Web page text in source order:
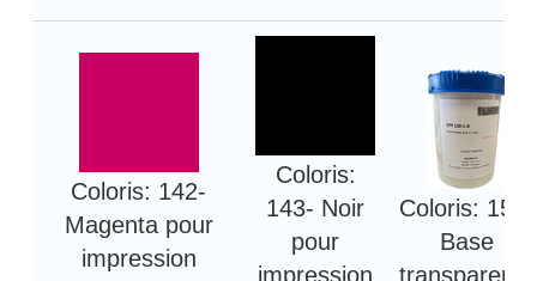
Coloris: 142-
Magenta pour
impression
Coloris:
143- Noir
pour
impression
Coloris: 150-
Base
transparente